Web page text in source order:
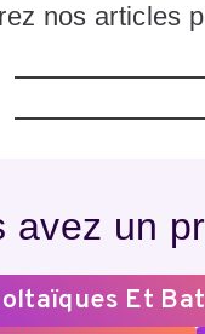
nos articles
avez un
Et